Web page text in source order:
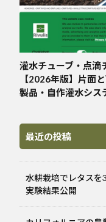
灌水チューブ・点滴
【2026年版】片面
製品・自作灌水シス
最近の投稿
水耕栽培でレタスを
実験結果公開